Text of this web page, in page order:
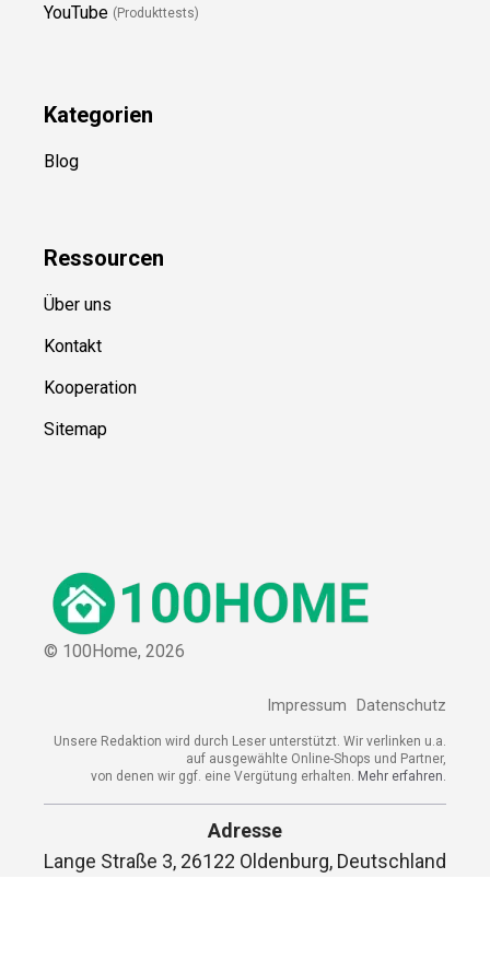
YouTube (Produkttests)
Kategorien
Blog
Ressourcen
Über uns
Kontakt
Kooperation
Sitemap
© 100Home, 2026
Impressum Datenschutz
Unsere Redaktion wird durch Leser unterstützt. Wir verlinken u.a.
auf ausgewählte Online-Shops und Partner,
von denen wir ggf. eine Vergütung erhalten. Mehr erfahren.
Adresse
Lange Straße 3, 26122 Oldenburg, Deutschland